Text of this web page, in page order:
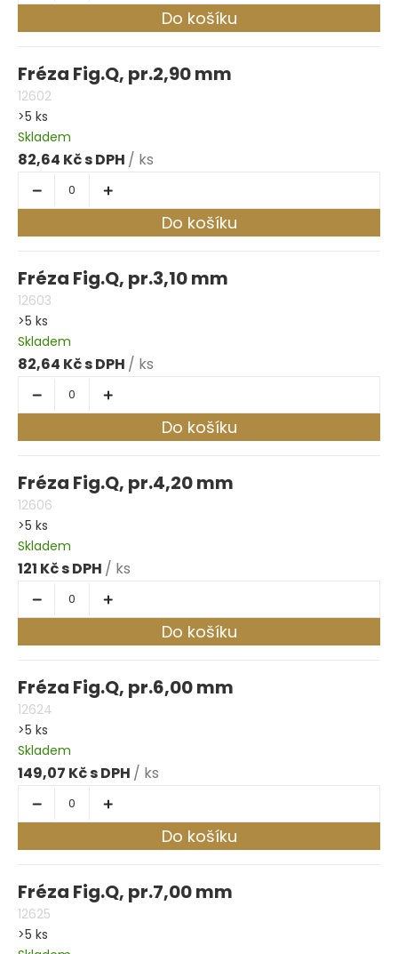
Do košíku
Fréza Fig.Q, pr.2,90 mm
12602
>5 ks
Skladem
82,64 Kč / ks
Do košíku
Fréza Fig.Q, pr.3,10 mm
12603
>5 ks
Skladem
82,64 Kč / ks
Do košíku
Fréza Fig.Q, pr.4,20 mm
12606
>5 ks
Skladem
121 Kč / ks
Do košíku
Fréza Fig.Q, pr.6,00 mm
12624
>5 ks
Skladem
149,07 Kč / ks
Do košíku
Fréza Fig.Q, pr.7,00 mm
12625
>5 ks